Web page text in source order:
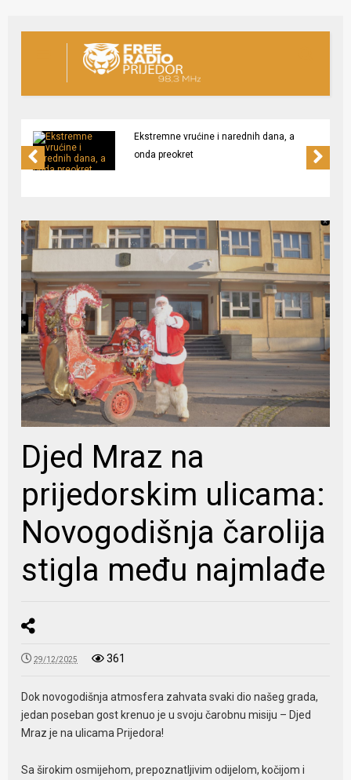
Ekstremne vrućine i narednih dana, a
onda preokret
Djed Mraz na
prijedorskim ulicama:
Novogodišnja čarolija
stigla među najmlađe
29/12/2025 361
Dok novogodišnja atmosfera zahvata svaki dio našeg grada,
jedan poseban gost krenuo je u svoju čarobnu misiju – Djed
Mraz je na ulicama Prijedora!
Sa širokim osmijehom, prepoznatljivim odijelom, kočijom i